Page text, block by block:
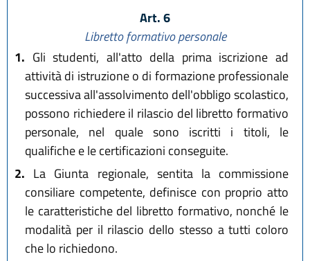
Art. 6
Libretto formativo personale
1. Gli studenti, all'atto della prima iscrizione ad
attività di istruzione o di formazione professionale
successiva all'assolvimento dell'obbligo scolastico,
possono richiedere il rilascio del libretto formativo
personale, nel quale sono iscritti i titoli, le
qualifiche e le certificazioni conseguite.
2. La Giunta regionale, sentita la commissione
consiliare competente, definisce con proprio atto
le caratteristiche del libretto formativo, nonché le
modalità per il rilascio dello stesso a tutti coloro
che lo richiedono.